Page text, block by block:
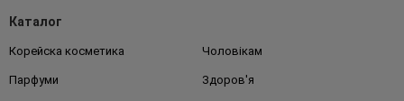
Каталог
Корейска косметика Чоловікам
Парфуми Здоров'я